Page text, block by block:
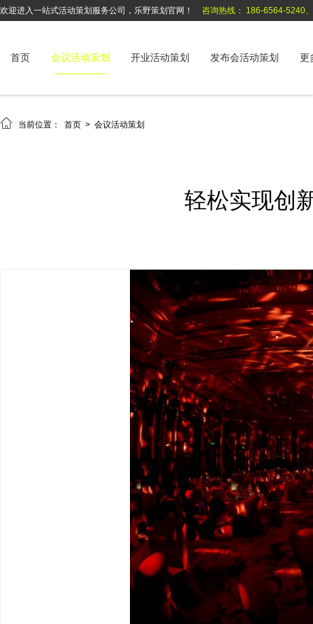
欢迎进入一站式活动策划服务公司，乐野策划官网！ 咨询热线： 186-6564-5240
首页 会议活动策划 开业活动策划 发布会活动策划 更
 当前位置： 首页 > 会议活动策划
轻松实现创